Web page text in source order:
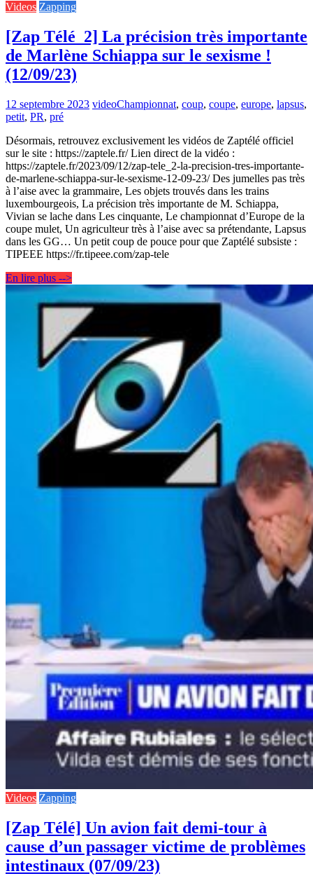
Videos Zapping
[Zap Télé_2] La précision très importante
de Marlène Schiappa sur le sexisme !
(12/09/23)
12 septembre 2023 videoChampionnat, coup, coupe, europe, lapsus,
petit, PR, pré
Désormais, retrouvez exclusivement les vidéos de Zaptélé officiel
sur le site : https://zaptele.fr/ Lien direct de la vidéo :
https://zaptele.fr/2023/09/12/zap-tele_2-la-precision-tres-importante-
de-marlene-schiappa-sur-le-sexisme-12-09-23/ Des jumelles pas très
à l’aise avec la grammaire, Les objets trouvés dans les trains
luxembourgeois, La précision très importante de M. Schiappa,
Vivian se lache dans Les cinquante, Le championnat d’Europe de la
coupe mulet, Un agriculteur très à l’aise avec sa prétendante, Lapsus
dans les GG… Un petit coup de pouce pour que Zaptélé subsiste :
TIPEEE https://fr.tipeee.com/zap-tele
En lire plus -->
Videos Zapping
[Zap Télé] Un avion fait demi-tour à
cause d’un passager victime de problèmes
intestinaux (07/09/23)